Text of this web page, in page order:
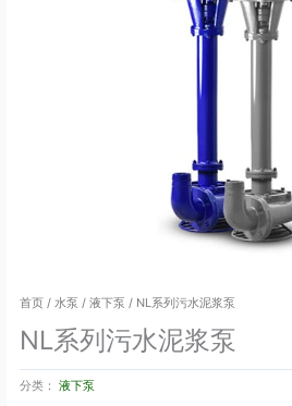
首页 /水泵 /液下泵 / NL系列污水泥浆泵
NL系列污水泥浆泵
分类：液下泵